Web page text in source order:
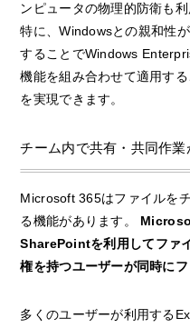
ンピュータの物理的防衛も
特に、Windowsとの親和性
することでWindows
機能を組み合わせて適用す
を実現できます。
チーム内で共有・共同作業
Microsoft 365はファイルを
る機能があります。
SharePointを利用してファ
権を持つユーザーが同時に
多くのユーザーが利用する